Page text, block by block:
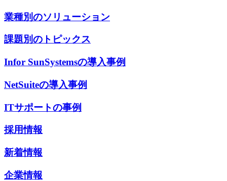
業種別のソリューション
課題別のトピックス
Infor SunSystemsの導入事例
NetSuiteの導入事例
ITサポートの事例
採用情報
新着情報
企業情報